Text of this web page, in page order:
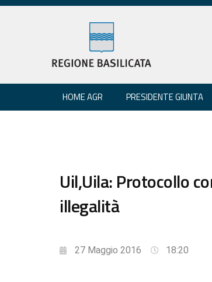
HOME AGR PRESIDENTE GIUNTA
Uil,Uila: Protocollo
illegalità
27 Maggio 2016 18:20